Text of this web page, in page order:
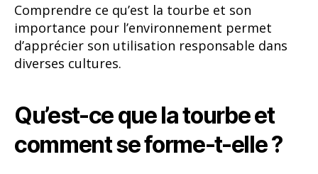
Comprendre ce qu’est la tourbe et son
importance pour l’environnement permet
d’apprécier son utilisation responsable dans
diverses cultures.
Qu’est-ce que la tourbe et
comment se forme-t-elle ?